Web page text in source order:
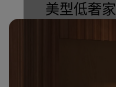
美型低奢